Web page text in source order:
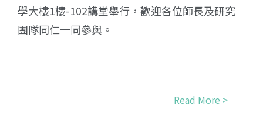
學大樓1樓-102講堂舉行，歡迎各位師長及研究
團隊同仁一同參與。
Read More >